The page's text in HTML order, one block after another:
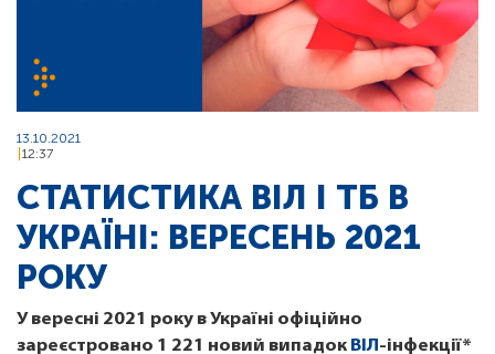
13.10.2021
12:37
СТАТИСТИКА ВІЛ І ТБ В
УКРАЇНІ: ВЕРЕСЕНЬ 2021
РОКУ
У вересні 2021 року в Україні офіційно
зареєстровано 1 221 новий випадок ВІЛ-інфекції*